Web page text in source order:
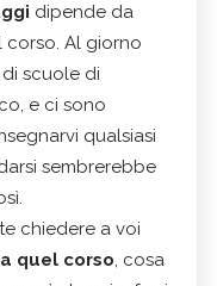
dipende da
corso. Al giorno
scuole di
e ci sono
qualsiasi
sembrerebbe
chiedere a voi
quel corso, cosa